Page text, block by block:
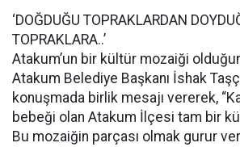
‘DOĞDUĞU TOPRAKLARDAN
TOPRAKLARA..’
Atakum’un bir kültür mozaiği
Atakum Belediye Başkanı İshak
konuşmada birlik mesajı vererek,
bebeği olan Atakum İlçesi tam bir
Bu mozaiğin parçası olmak gurur